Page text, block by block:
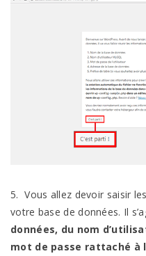
5. Vous allez devoir saisir
votre base de données. Il
données, du nom
mot de passe rattaché à